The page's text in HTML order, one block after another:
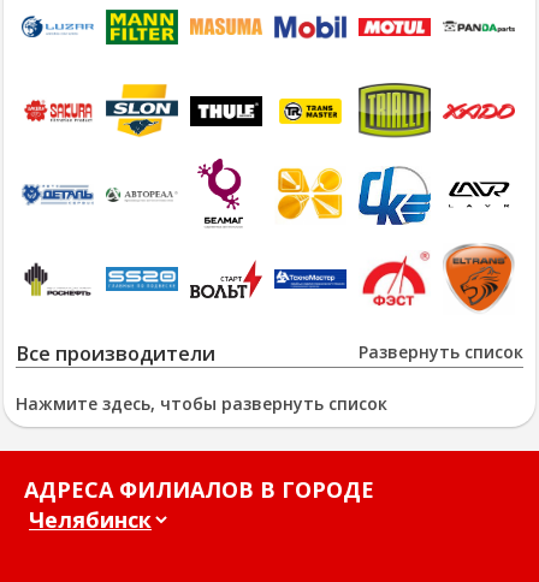
Развернуть список
Все производители
Нажмите здесь, чтобы развернуть список
АДРЕСА ФИЛИАЛОВ В ГОРОДЕ